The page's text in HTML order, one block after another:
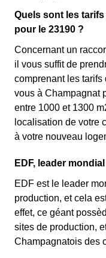
Quels sont les
pour le 23190 ?
Concernant un
il vous suffit de
comprenant les
vous à Champagnat
entre 1000 et 1300
localisation de votre
à votre nouveau
EDF, leader mondial
EDF est le leader
production, et cela
effet, ce géant
sites de production,
Champagnatois des